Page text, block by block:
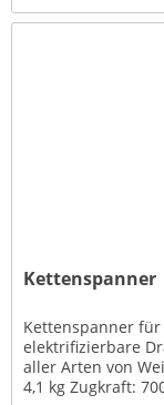
Kettenspanner
Kettenspanner
elektrifizierbare
aller Arten von
4,1 kg Zugkraft: